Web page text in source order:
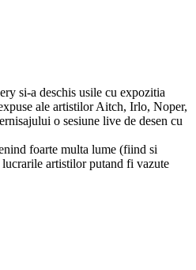
si-a deschis usile cu expozitia
ale artistilor Aitch, Irlo, Noper,
o sesiune live de desen cu
foarte multa lume (fiind si
artistilor putand fi vazute